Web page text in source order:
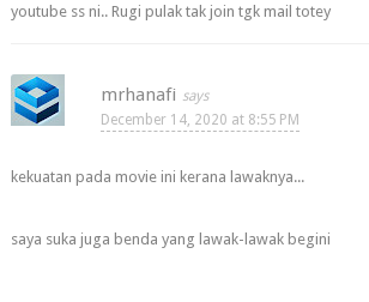
youtube ss ni.. Rugi pulak tak join tgk mail totey
mrhanafi
December 14, 2020 at 8:55 PM
kekuatan pada movie ini kerana lawaknya...
saya suka juga benda yang lawak-lawak begini